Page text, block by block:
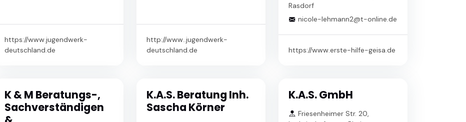
https://www.jugendwerk-
deutschland.de
http://www..jugendwerk-
deutschland.de
Rasdorf
nicole-lehmann2@t-online.de
https://www.erste-hilfe-geisa.de
K & M Beratungs-,
Sachverständigen
K.A.S. Beratung Inh.
Sascha Körner
K.A.S. GmbH
Friesenheimer Str. 20,